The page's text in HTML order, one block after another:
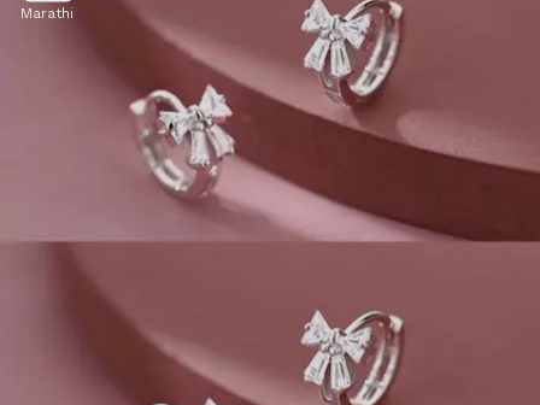
ट्विस्टेड पॅटर्नचे हगी हूप्स साध्या डिझाइनपेक्षा थोडे अधिक
स्टायलिश दिसतात. यांचं टेक्स्चर फिनिश जास्त चमक नसतानाही
सुंदर दिसतं. मिनिमल पण युनिक लूक हवा असेल, तर हा बेस्ट
ऑप्शन आहे
Image credits: pinterest
Marathi